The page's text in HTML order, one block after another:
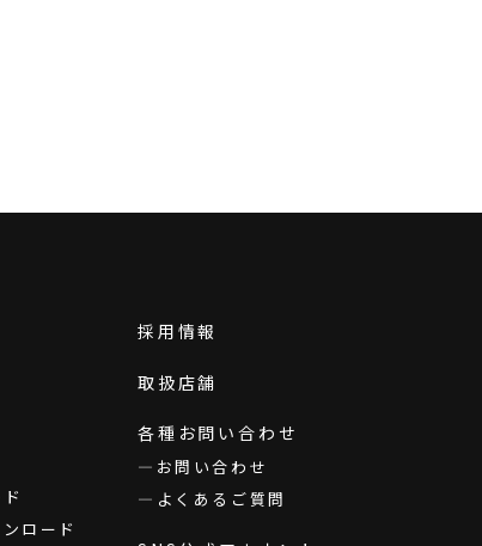
ロード
採用情報
取扱店舗
各種お問い合わせ
お問い合わせ
よくあるご質問